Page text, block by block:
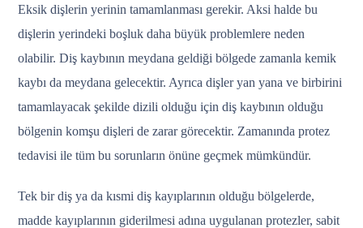
Eksik dişlerin yerinin tamamlanması gerekir. Aksi halde bu
dişlerin yerindeki boşluk daha büyük problemlere neden
olabilir. Diş kaybının meydana geldiği bölgede zamanla kemik
kaybı da meydana gelecektir. Ayrıca dişler yan yana ve birbirini
tamamlayacak şekilde dizili olduğu için diş kaybının olduğu
bölgenin komşu dişleri de zarar görecektir. Zamanında protez
tedavisi ile tüm bu sorunların önüne geçmek mümkündür.
Tek bir diş ya da kısmi diş kayıplarının olduğu bölgelerde,
madde kayıplarının giderilmesi adına uygulanan protezler, sabit